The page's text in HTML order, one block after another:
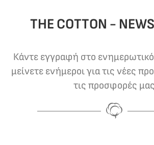
THE COTTON -
Κάντε εγγραφή στο ενημερωτικό
μείνετε ενήμεροι για τις νέες
τις προσφορές μας